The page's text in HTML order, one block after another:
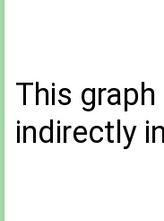
This
indirectly